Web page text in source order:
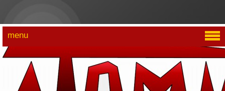
menu